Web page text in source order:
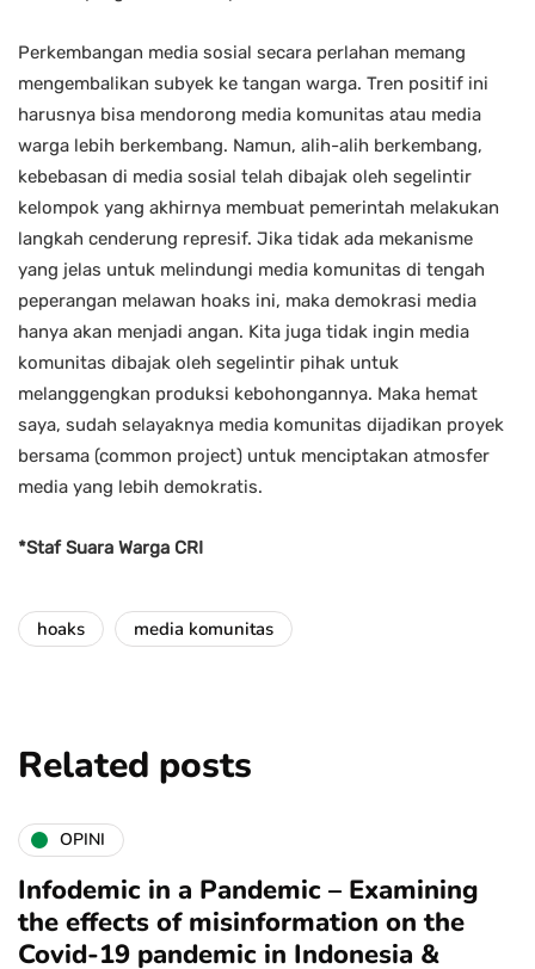
Perkembangan media sosial secara perlahan memang
mengembalikan subyek ke tangan warga. Tren positif ini
harusnya bisa mendorong media komunitas atau media
warga lebih berkembang. Namun, alih-alih berkembang,
kebebasan di media sosial telah dibajak oleh segelintir
kelompok yang akhirnya membuat pemerintah melakukan
langkah cenderung represif. Jika tidak ada mekanisme
yang jelas untuk melindungi media komunitas di tengah
peperangan melawan hoaks ini, maka demokrasi media
hanya akan menjadi angan. Kita juga tidak ingin media
komunitas dibajak oleh segelintir pihak untuk
melanggengkan produksi kebohongannya. Maka hemat
saya, sudah selayaknya media komunitas dijadikan proyek
bersama (common project) untuk menciptakan atmosfer
media yang lebih demokratis.
*Staf Suara Warga CRI
hoaks media komunitas
Related posts
OPINI
Infodemic in a Pandemic – Examining
the effects of misinformation on the
Covid-19 pandemic in Indonesia &